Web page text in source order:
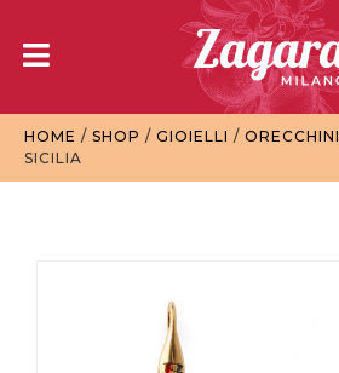
HOME / SHOP / GIOIELLI / ORECCHINI
SICILIA